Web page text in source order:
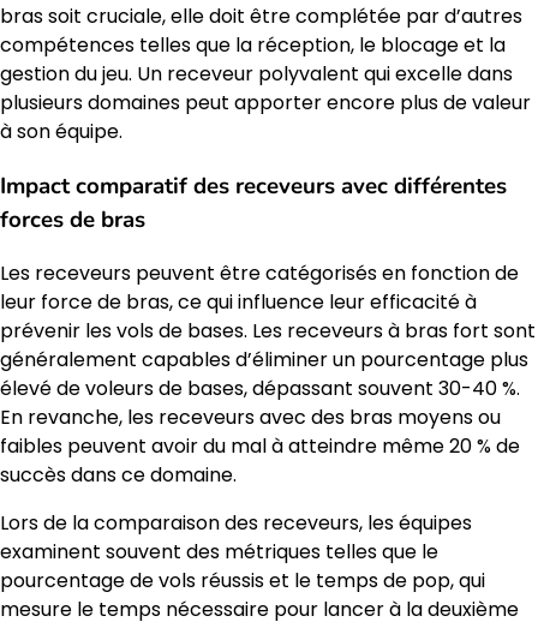
bras soit cruciale, elle doit être complétée par d’autres
compétences telles que la réception, le blocage et la
gestion du jeu. Un receveur polyvalent qui excelle dans
plusieurs domaines peut apporter encore plus de valeur
à son équipe.
Impact comparatif des receveurs avec différentes
forces de bras
Les receveurs peuvent être catégorisés en fonction de
leur force de bras, ce qui influence leur efficacité à
prévenir les vols de bases. Les receveurs à bras fort sont
généralement capables d’éliminer un pourcentage plus
élevé de voleurs de bases, dépassant souvent 30-40 %.
En revanche, les receveurs avec des bras moyens ou
faibles peuvent avoir du mal à atteindre même 20 % de
succès dans ce domaine.
Lors de la comparaison des receveurs, les équipes
examinent souvent des métriques telles que le
pourcentage de vols réussis et le temps de pop, qui
mesure le temps nécessaire pour lancer à la deuxième